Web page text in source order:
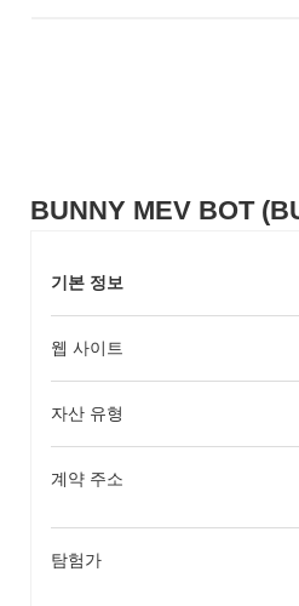
BUNNY MEV BOT
기본 정보
웹 사이트
자산 유형
계약 주소
탐험가
전통적인 토큰과 달리, 이 특별한
근 방식은 사용자 경험을 개선할
BUNNY MEV BOT으로 무
BUNNY MEV BOT은 주로 DeFi
해 거래 수익을 최적화하는 데 사
또한, 사용자는 거버넌스 활동에
BUNNY MEV BOT은 여전
성이 있나요?